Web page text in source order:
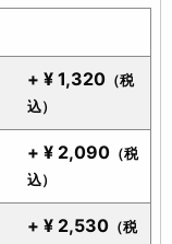
+ ¥ 1,320 （税
込）
+ ¥ 2,090 （税
込）
+ ¥ 2,530 （税